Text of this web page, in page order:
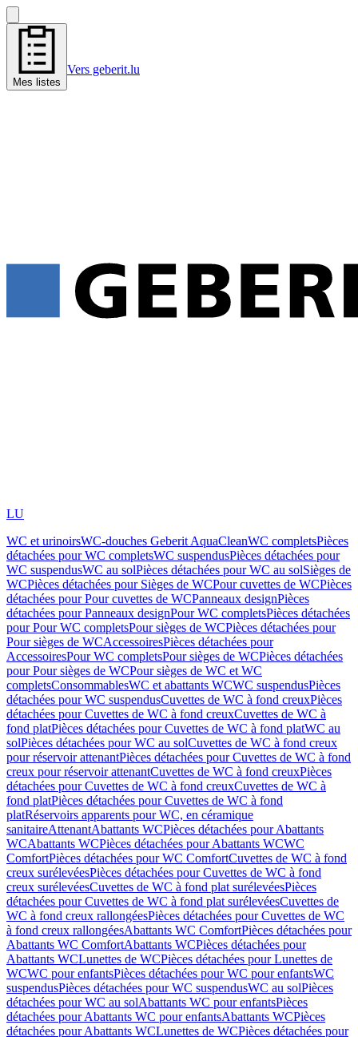
Mes listes
Vers geberit.lu
LU
WC et urinoirsWC-douches Geberit AquaCleanWC completsPièces
détachées pour WC completsWC suspendusPièces détachées pour
WC suspendusWC au solPièces détachées pour WC au solSièges de
WCPièces détachées pour Sièges de WCPour cuvettes de WCPièces
détachées pour Pour cuvettes de WCPanneaux designPièces
détachées pour Panneaux designPour WC completsPièces détachées
pour Pour WC completsPour sièges de WCPièces détachées pour
Pour sièges de WCAccessoiresPièces détachées pour
AccessoiresPour WC completsPour sièges de WCPièces détachées
pour Pour sièges de WCPour sièges de WC et WC
completsConsommablesWC et abattants WCWC suspendusPièces
détachées pour WC suspendusCuvettes de WC à fond creuxPièces
détachées pour Cuvettes de WC à fond creuxCuvettes de WC à
fond platPièces détachées pour Cuvettes de WC à fond platWC au
solPièces détachées pour WC au solCuvettes de WC à fond creux
pour réservoir attenantPièces détachées pour Cuvettes de WC à fond
creux pour réservoir attenantCuvettes de WC à fond creuxPièces
détachées pour Cuvettes de WC à fond creuxCuvettes de WC à
fond platPièces détachées pour Cuvettes de WC à fond
platRéservoirs apparents pour WC, en céramique
sanitaireAttenantAbattants WCPièces détachées pour Abattants
WCAbattants WCPièces détachées pour Abattants WCWC
ComfortPièces détachées pour WC ComfortCuvettes de WC à fond
creux surélevéesPièces détachées pour Cuvettes de WC à fond
creux surélevéesCuvettes de WC à fond plat surélevéesPièces
détachées pour Cuvettes de WC à fond plat surélevéesCuvettes de
WC à fond creux rallongéesPièces détachées pour Cuvettes de WC
à fond creux rallongéesAbattants WC ComfortPièces détachées pour
Abattants WC ComfortAbattants WCPièces détachées pour
Abattants WCLunettes de WCPièces détachées pour Lunettes de
WCWC pour enfantsPièces détachées pour WC pour enfantsWC
suspendusPièces détachées pour WC suspendusWC au solPièces
détachées pour WC au solAbattants WC pour enfantsPièces
détachées pour Abattants WC pour enfantsAbattants WCPièces
détachées pour Abattants WCLunettes de WCPièces détachées pour